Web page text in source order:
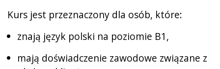
Kurs jest przeznaczony dla osób, które:
znają język polski na poziomie B1,
mają doświadczenie zawodowe związane z